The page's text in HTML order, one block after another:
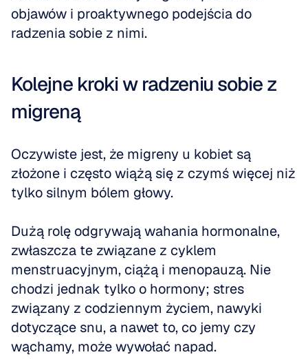
objawów i proaktywnego podejścia do
radzenia sobie z nimi.
Kolejne kroki w radzeniu sobie z
migreną
Oczywiste jest, że migreny u kobiet są
złożone i często wiążą się z czymś więcej niż
tylko silnym bólem głowy.
Dużą rolę odgrywają wahania hormonalne,
zwłaszcza te związane z cyklem
menstruacyjnym, ciążą i menopauzą. Nie
chodzi jednak tylko o hormony; stres
związany z codziennym życiem, nawyki
dotyczące snu, a nawet to, co jemy czy
wąchamy, może wywołać napad.